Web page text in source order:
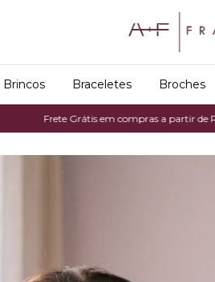
Brincos Braceletes Broches
Frete Grátis em compras a partir de R$ 399